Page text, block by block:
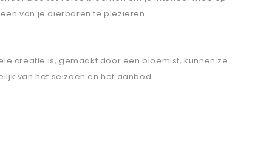
​​van je dierbaren te plezieren.
creatie is, gemaakt door een bloemist, kunnen ze
van het seizoen en het aanbod.